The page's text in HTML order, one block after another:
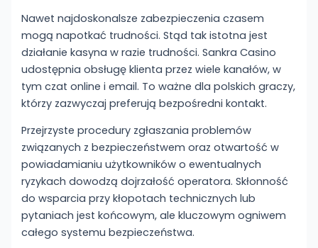
Nawet najdoskonalsze zabezpieczenia czasem
mogą napotkać trudności. Stąd tak istotna jest
działanie kasyna w razie trudności. Sankra Casino
udostępnia obsługę klienta przez wiele kanałów, w
tym czat online i email. To ważne dla polskich graczy,
którzy zazwyczaj preferują bezpośredni kontakt.
Przejrzyste procedury zgłaszania problemów
związanych z bezpieczeństwem oraz otwartość w
powiadamianiu użytkowników o ewentualnych
ryzykach dowodzą dojrzałość operatora. Skłonność
do wsparcia przy kłopotach technicznych lub
pytaniach jest końcowym, ale kluczowym ogniwem
całego systemu bezpieczeństwa.